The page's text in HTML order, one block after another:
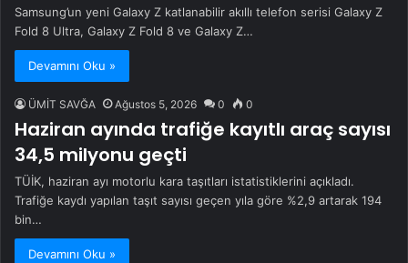
Samsung’un yeni Galaxy Z katlanabilir akıllı telefon serisi Galaxy Z
Fold 8 Ultra, Galaxy Z Fold 8 ve Galaxy Z…
Devamını Oku »
ÜMİT SAVĞA Ağustos 5, 2026 0 0
Haziran ayında trafiğe kayıtlı araç sayısı
34,5 milyonu geçti
TÜİK, haziran ayı motorlu kara taşıtları istatistiklerini açıkladı.
Trafiğe kaydı yapılan taşıt sayısı geçen yıla göre %2,9 artarak 194
bin…
Devamını Oku »